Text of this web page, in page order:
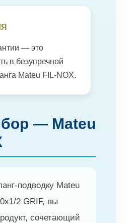
— это
в безупречной
Mateu FIL-NOX.
— Mateu
подводку Mateu
2 GRIF, вы
сочетающий